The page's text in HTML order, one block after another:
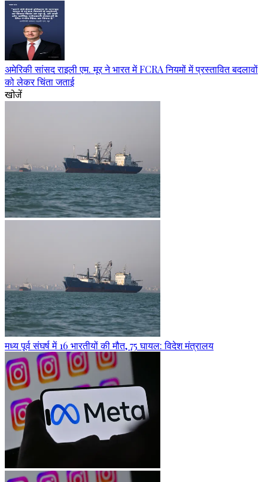
अमेरिकी सांसद राइली एम. मूर ने भारत में FCRA नियमों में प्रस्तावित बदलावों
को लेकर चिंता जताई
खोजें
मध्य पूर्व संघर्ष में 16 भारतीयों की मौत, 75 घायल: विदेश मंत्रालय